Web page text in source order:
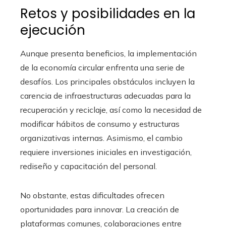
Retos y posibilidades en la
ejecución
Aunque presenta beneficios, la implementación
de la economía circular enfrenta una serie de
desafíos. Los principales obstáculos incluyen la
carencia de infraestructuras adecuadas para la
recuperación y reciclaje, así como la necesidad de
modificar hábitos de consumo y estructuras
organizativas internas. Asimismo, el cambio
requiere inversiones iniciales en investigación,
rediseño y capacitación del personal.
No obstante, estas dificultades ofrecen
oportunidades para innovar. La creación de
plataformas comunes, colaboraciones entre